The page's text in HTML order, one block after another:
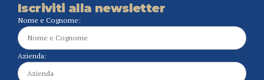
Iscriviti alla newsletter
Nome e Cognome:
Azienda: